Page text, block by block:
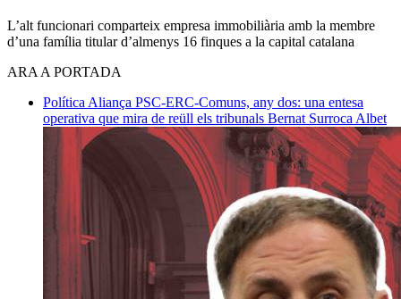
L’alt funcionari comparteix empresa immobiliària amb la membre
d’una família titular d’almenys 16 finques a la capital catalana
ARA A PORTADA
Política Aliança PSC-ERC-Comuns, any dos: una entesa
operativa que mira de reüll els tribunals Bernat Surroca Albet